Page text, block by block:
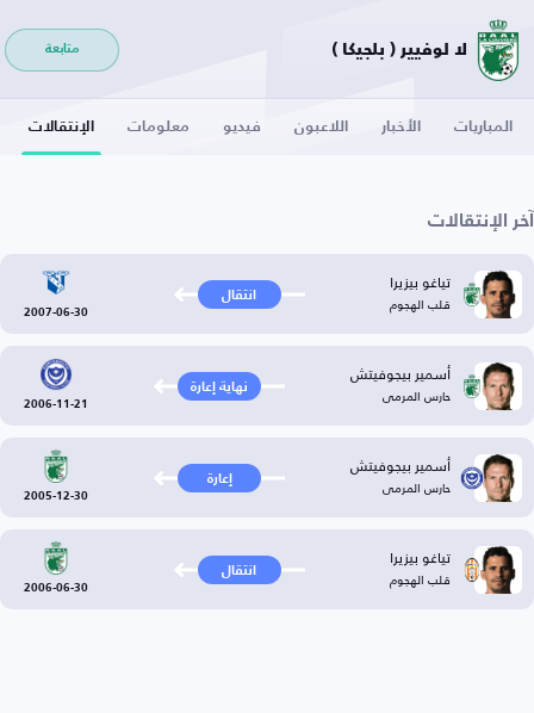
لا لوفيير ( بلجيكا ) متابعة
المباريات الأخبار اللاعبون فيديو معلومات الإنتقالات
آخر الإنتقالات
تياغو بيزيرا
قلب الهجوم انتقال
2007-06-30
أسمير بيجوفيتش
حارس المرمى نهاية إعارة
2006-11-21
أسمير بيجوفيتش
حارس المرمى إعارة
2005-12-30
تياغو بيزيرا
قلب الهجوم انتقال
2006-06-30